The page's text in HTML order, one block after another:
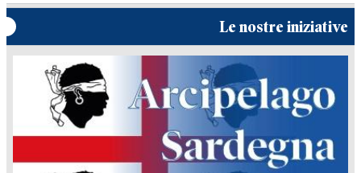
Le nostre iniziative